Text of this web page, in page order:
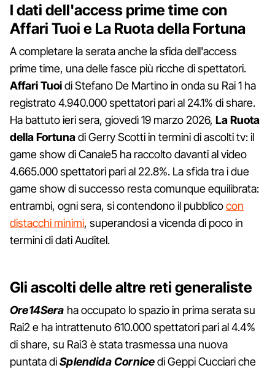
I dati dell'access prime time con
Affari Tuoi e La Ruota della Fortuna
A completare la serata anche la sfida dell'access
prime time, una delle fasce più ricche di spettatori.
Affari Tuoidi Stefano De Martino in onda su Rai 1 ha
registrato 4.940.000 spettatori pari al 24.1% di share.
Ha battuto ieri sera, giovedì 19 marzo 2026, La Ruota
della Fortunadi Gerry Scotti in termini di ascolti tv: il
game show di Canale5 ha raccolto davanti al video
4.665.000 spettatori pari al 22.8%. La sfida tra i due
game show di successo resta comunque equilibrata:
entrambi, ogni sera, si contendono il pubblicocon
distacchi minimi, superandosi a vicenda di poco in
termini di dati Auditel.
Gli ascolti delle altre reti generaliste
Ore14Sera ha occupato lo spazio in prima serata su
Rai2 e ha intrattenuto 610.000 spettatori pari al 4.4%
di share, su Rai3 è stata trasmessa una nuova
puntata diSplendida Cornicedi Geppi Cucciari che